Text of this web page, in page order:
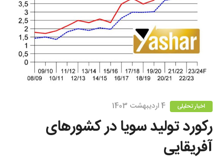
اخبار تحلیلی 4 اردیبهشت 1403
رکورد تولید سویا در کشورهای
آفریقایی